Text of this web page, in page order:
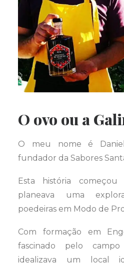
O ovo ou a
O meu nome é
fundador da Sabores
Esta história
planeava uma
poedeiras em Modo de
Com formação em
fascinado pelo
idealizava um local